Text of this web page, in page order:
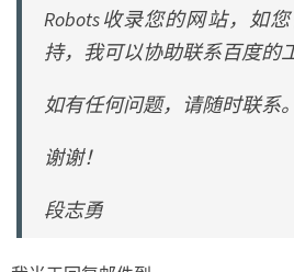
Robots收录您的网站，如
持，我可以协助联系百度的
如有任何问题，请随时联系。
谢谢！
段志勇